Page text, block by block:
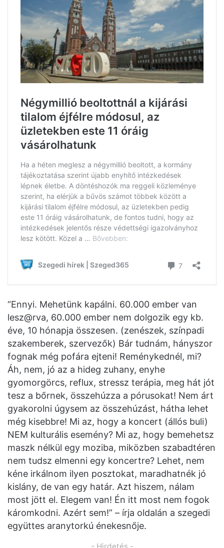
“Ennyi. Mehetünk kapálni. 60.000 ember van
lesz@rva, 60.000 ember nem dolgozik egy kb.
éve, 10 hónapja összesen. (zenészek, színpadi
szakemberek, szervezők) Bár tudnám, hányszor
fognak még pofára ejteni! Reménykednél, mi?
Áh, nem, jó az a hideg zuhany, enyhe
gyomorgörcs, reflux, stressz terápia, meg hát jót
tesz a bőrnek, összehúzza a pórusokat! Nem árt
gyakorolni úgysem az összehúzást, hátha lehet
még kisebbre! Mi az, hogy a koncert (állós buli)
NEM kulturális esemény? Mi az, hogy bemehetsz
maszk nélkül egy moziba, miközben szabadtéren
nem tudsz elmenni egy koncertre? Lehet, nem
kéne irkálnom ilyen posztokat, maradhatnék jó
kislány, de van egy határ. Azt hiszem, nálam
most jött el. Elegem van! Én itt most nem fogok
káromkodni. Azért sem!” – írja oldalán a szegedi
együttes aranytorkú énekesnője.